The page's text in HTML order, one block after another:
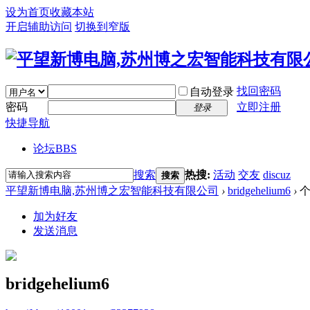
设为首页收藏本站
开启辅助访问 切换到窄版
自动登录 找回密码
密码
登录
立即注册
快捷导航
论坛BBS
搜索 搜索 热搜: 活动 交友 discuz
平望新博电脑,苏州博之宏智能科技有限公司 › bridgehelium6 ›
加为好友
发送消息
bridgehelium6